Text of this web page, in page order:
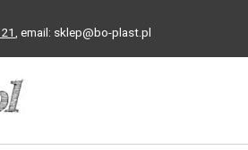
email: sklep@bo-plast.pl